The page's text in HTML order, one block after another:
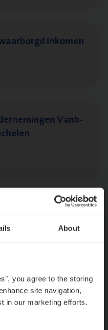
About
you agree to the storing
site navigation,
in our marketing efforts.
Inkomen
Van­b­
verzekeringen
— Soci­al